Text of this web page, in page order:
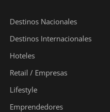
Destinos Nacionales
Destinos Internacionales
Hoteles
Retail / Empresas
Lifestyle
Emprendedores